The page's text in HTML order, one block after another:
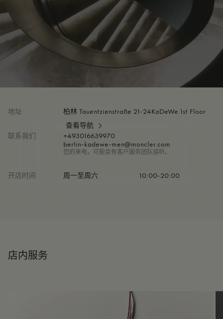
地址
柏林 Tauentzienstraße 21-24KaDeWe 1st Floor
查看导航
联系我们
+493016639970
berlin-kadewe-men@moncler.com
您的来电，可能会有客户服务团队接听。
开店时间 周一至周六 10:00-20:00
店内服务